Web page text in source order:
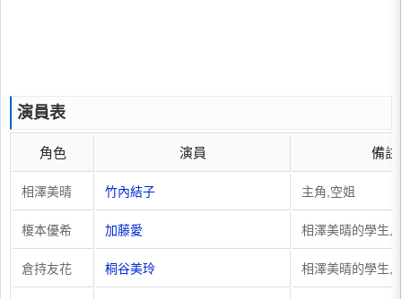
演員表
角色 演員 備註
相澤美晴 竹內結子 主角,空姐
榎本優希 加藤愛 相澤美晴的學生,
倉持友花 桐谷美玲 相澤美晴的學生,